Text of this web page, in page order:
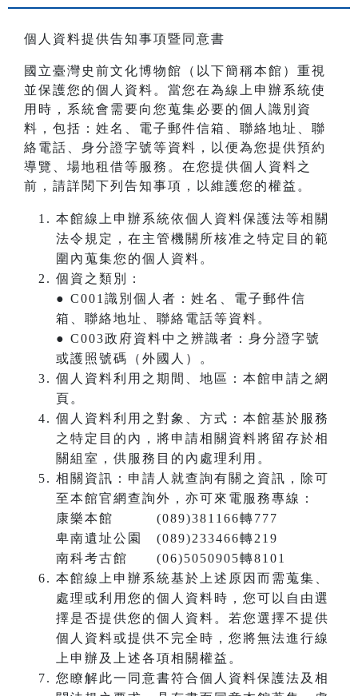
個人資料提供告知事項暨同意書
國立臺灣史前文化博物館（以下簡稱本館）重視
並保護您的個人資料。當您在為線上申辦系統使
用時，系統會需要向您蒐集必要的個人識別資
料，包括：姓名、電子郵件信箱、聯絡地址、聯
絡電話、身分證字號等資料，以便為您提供預約
導覽、場地租借等服務。在您提供個人資料之
前，請詳閱下列告知事項，以維護您的權益。
本館線上申辦系統依個人資料保護法等相關
法令規定，在主管機關所核准之特定目的範
圍內蒐集您的個人資料。
個資之類別：
● C001識別個人者：姓名、電子郵件信
箱、聯絡地址、聯絡電話等資料。
● C003政府資料中之辨識者：身分證字號
或護照號碼（外國人）。
個人資料利用之期間、地區：本館申請之網
頁。
個人資料利用之對象、方式：本館基於服務
之特定目的內，將申請相關資料將留存於相
關組室，供服務目的內處理利用。
相關資訊：申請人就查詢有關之資訊，除可
至本館官網查詢外，亦可來電服務專線：
康樂本館 (089)381166轉777
卑南遺址公園 (089)233466轉219
南科考古館 (06)5050905轉8101
本館線上申辦系統基於上述原因而需蒐集、
處理或利用您的個人資料時，您可以自由選
擇是否提供您的個人資料。若您選擇不提供
個人資料或提供不完全時，您將無法進行線
上申辦及上述各項相關權益。
您瞭解此一同意書符合個人資料保護法及相